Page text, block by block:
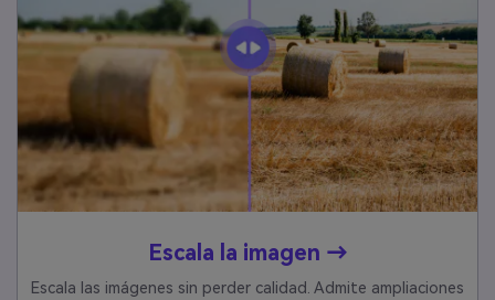
Escala la imagen →
Escala las imágenes sin perder calidad. Admite ampliaciones